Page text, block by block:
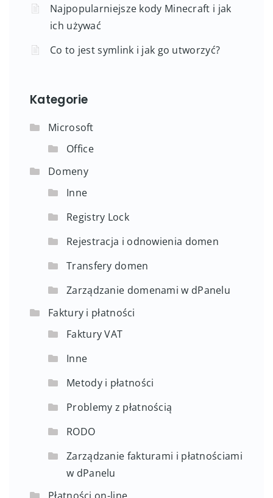
Najpopularniejsze kody Minecraft i jak
ich używać
Co to jest symlink i jak go utworzyć?
Kategorie
Microsoft
Office
Domeny
Inne
Registry Lock
Rejestracja i odnowienia domen
Transfery domen
Zarządzanie domenami w dPanelu
Faktury i płatności
Faktury VAT
Inne
Metody i płatności
Problemy z płatnością
RODO
Zarządzanie fakturami i płatnościami
w dPanelu